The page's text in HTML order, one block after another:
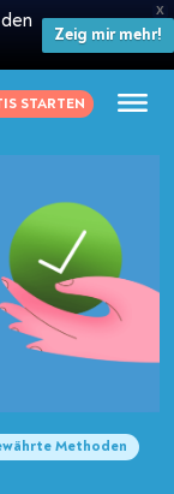
X
Zeig mir mehr!
STARTEN
Methoden